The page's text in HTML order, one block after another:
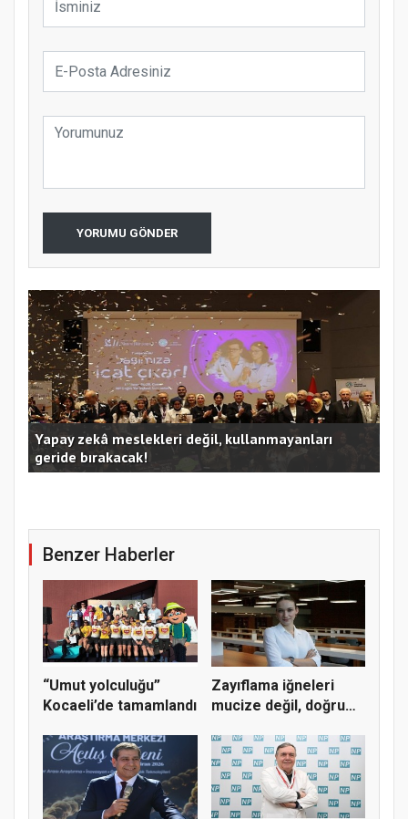
YORUMU GÖNDER
Kocaeli Büyükşehir’in SİDEM’i 129 bin kişiyi afetlere
hazırladı
Benzer Haberler
“Umut yolculuğu”
Kocaeli’de tamamlandı
Zayıflama iğneleri
mucize değil, doğru